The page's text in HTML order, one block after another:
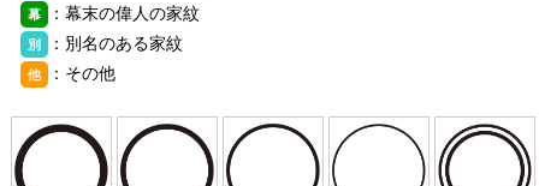
幕 ：幕末の偉人の家紋
別 ：別名のある家紋
他 ：その他